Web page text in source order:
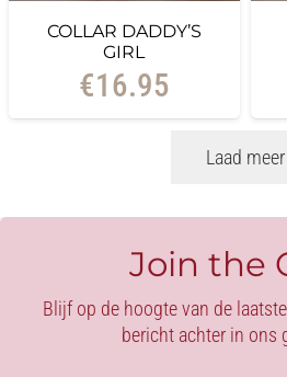
COLLAR DADDY’S
GIRL
€16.95
Laad meer
Join the
Blijf op de hoogte van de
bericht achter in ons